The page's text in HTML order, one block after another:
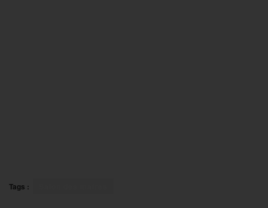
Tags :